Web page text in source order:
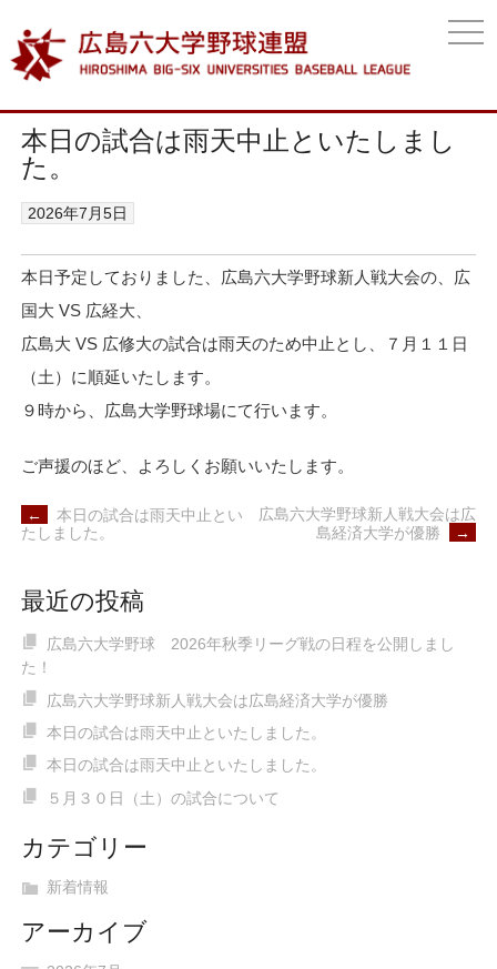
本日の試合は雨天中止といたしまし
た。
2026年7月5日
本日予定しておりました、広島六大学野球新人戦大会の、広
国大 VS 広経大、
広島大 VS 広修大の試合は雨天のため中止とし、７月１１日
（土）に順延いたします。
９時から、広島大学野球場にて行います。
ご声援のほど、よろしくお願いいたします。
POST
NAVIGATION
←
本日の試合は雨天中止とい
たしました。
広島六大学野球新人戦大会は広
島経済大学が優勝
→
最近の投稿
広島六大学野球 2026年秋季リーグ戦の日程を公開しまし
た！
広島六大学野球新人戦大会は広島経済大学が優勝
本日の試合は雨天中止といたしました。
本日の試合は雨天中止といたしました。
５月３０日（土）の試合について
カテゴリー
新着情報
アーカイブ